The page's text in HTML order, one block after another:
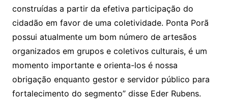
construídas a partir da efetiva participação do
cidadão em favor de uma coletividade. Ponta Porã
possui atualmente um bom número de artesãos
organizados em grupos e coletivos culturais, é um
momento importante e orienta-los é nossa
obrigação enquanto gestor e servidor público para
fortalecimento do segmento” disse Eder Rubens.